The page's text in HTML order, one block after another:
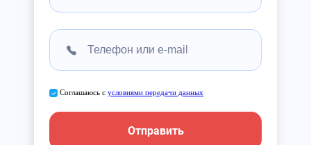
Соглашаюсь с условиями передачи данных
Отправить